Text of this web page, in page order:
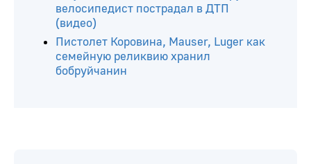
На улице Новошоссейной в Бобруйске
велосипедист пострадал в ДТП
(видео)
Пистолет Коровина, Mauser, Luger как
семейную реликвию хранил